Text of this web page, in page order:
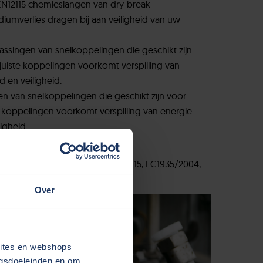
Over
en webshops
en om
chemieslangen van dry-break
dragen bij aan veiligheid van uw
van snelkoppelingen die geschikt zijn
koppelingen voorkomt verspilling van
en veiligheid.
van snelkoppelingen die geschikt zijn voor
voorkomt verspilling van energie
certificeringen, zoals EN12115, EC1935/2004,